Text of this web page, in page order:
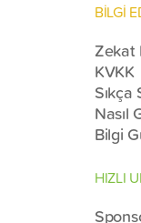
BİLGİ
Zekat
KVKK
Nasıl
Bilgi
HIZLI